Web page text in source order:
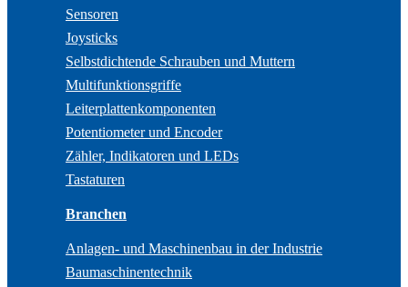
Sensoren
Joysticks
Selbstdichtende Schrauben und Muttern
Multifunktionsgriffe
Leiterplattenkomponenten
Potentiometer und Encoder
Zähler, Indikatoren und LEDs
Tastaturen
Branchen
Anlagen- und Maschinenbau in der Industrie
Baumaschinentechnik